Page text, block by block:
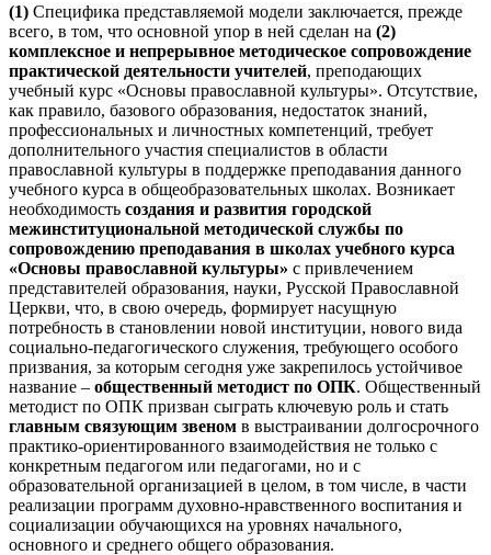
(1) Специфика представляемой модели заключается, прежде
всего, в том, что основной упор в ней сделан на (2)
комплексное и непрерывное методическое сопровождение
практической деятельности учителей, преподающих
учебный курс «Основы православной культуры». Отсутствие,
как правило, базового образования, недостаток знаний,
профессиональных и личностных компетенций, требует
дополнительного участия специалистов в области
православной культуры в поддержке преподавания данного
учебного курса в общеобразовательных школах. Возникает
необходимость создания и развития городской
межинституциональной методической службы по
сопровождению преподавания в школах учебного курса
«Основы православной культуры» с привлечением
представителей образования, науки, Русской Православной
Церкви, что, в свою очередь, формирует насущную
потребность в становлении новой институции, нового вида
социально-педагогического служения, требующего особого
призвания, за которым сегодня уже закрепилось устойчивое
название – общественный методист по ОПК. Общественный
методист по ОПК призван сыграть ключевую роль и стать
главным связующим звеном в выстраивании долгосрочного
практико-ориентированного взаимодействия не только с
конкретным педагогом или педагогами, но и с
образовательной организацией в целом, в том числе, в части
реализации программ духовно-нравственного воспитания и
социализации обучающихся на уровнях начального,
основного и среднего общего образования.